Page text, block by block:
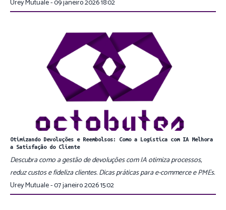
Urey Mutuale - 09 janeiro 2026 18:02
Otimizando Devoluções e Reembolsos: Como a Logística com IA Melhora
a Satisfação do Cliente
Descubra como a gestão de devoluções com IA otimiza processos,
reduz custos e fideliza clientes. Dicas práticas para e-commerce e PMEs.
Urey Mutuale - 07 janeiro 2026 15:02